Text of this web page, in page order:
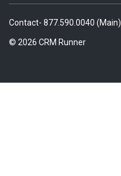
Contact- 877.590.0040 (Main)
© 2026 CRM Runner